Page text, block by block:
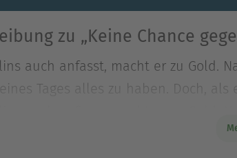
zu „Keine Chance
auch anfasst, macht er zu Gold.
Tages alles zu haben. Doch,
eines Tages alles zu haben. Doch,